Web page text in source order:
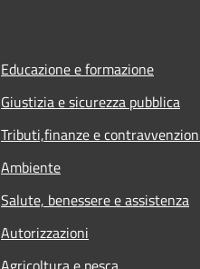
Educazione e formazione
Giustizia e sicurezza pubblica
Tributi,finanze e
Ambiente
Salute, benessere e assistenza
Autorizzazioni